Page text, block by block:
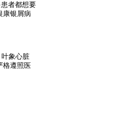
者都想要
康银屑病
象心脏
格遵照医